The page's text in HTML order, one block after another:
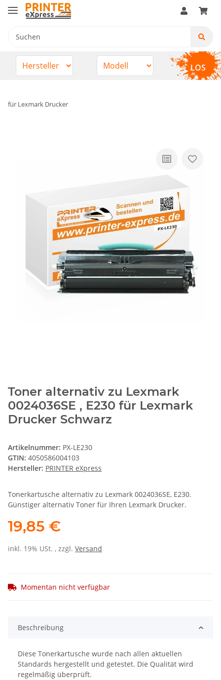
LOS
für Lexmark Drucker
Toner alternativ zu Lexmark
0024036SE , E230 für Lexmark
Drucker Schwarz
Artikelnummer: PX-LE230
GTIN: 4050586004103
Hersteller: PRINTER eXpress
Tonerkartusche alternativ zu Lexmark 0024036SE, E230.
Günstiger alternativ Toner für Ihren Lexmark Drucker.
19,85 €
inkl. 19% USt. , zzgl. Versand
Momentan nicht verfügbar
Beschreibung
Diese Tonerkartusche wurde nach allen aktuellen
Standards hergestellt und getestet. Die Qualität wird
regelmäßig überprüft.